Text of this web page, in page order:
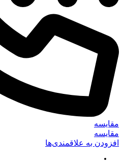
مقایسه
مقایسه
افزودن به علاقمندی‌ها